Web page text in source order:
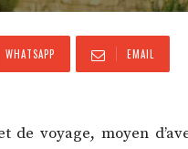
WHATSAPP EMAIL
de voyage, moyen